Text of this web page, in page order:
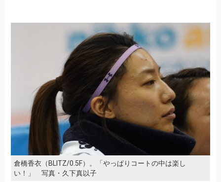
倉橋香衣（BLITZ/0.5F）。「やっぱりコートの中は楽し
い！」 写真・久下真以子